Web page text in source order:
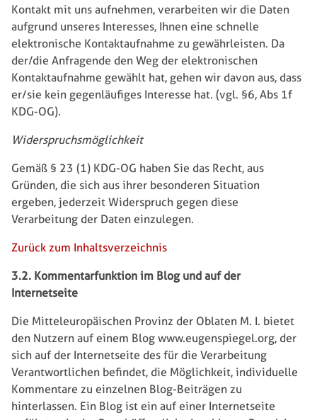
Kontakt mit uns aufnehmen, verarbeiten wir die Daten
aufgrund unseres Interesses, Ihnen eine schnelle
elektronische Kontaktaufnahme zu gewährleisten. Da
der/die Anfragende den Weg der elektronischen
Kontaktaufnahme gewählt hat, gehen wir davon aus, dass
er/sie kein gegenläufiges Interesse hat. (vgl. §6, Abs 1f
KDG-OG).
Widerspruchsmöglichkeit
Gemäß § 23 (1) KDG-OG haben Sie das Recht, aus
Gründen, die sich aus ihrer besonderen Situation
ergeben, jederzeit Widerspruch gegen diese
Verarbeitung der Daten einzulegen.
Zurück zum Inhaltsverzeichnis
3.2. Kommentarfunktion im Blog und auf der
Internetseite
Die Mitteleuropäischen Provinz der Oblaten M. I. bietet
den Nutzern auf einem Blog www.eugenspiegel.org, der
sich auf der Internetseite des für die Verarbeitung
Verantwortlichen befindet, die Möglichkeit, individuelle
Kommentare zu einzelnen Blog-Beiträgen zu
hinterlassen. Ein Blog ist ein auf einer Internetseite